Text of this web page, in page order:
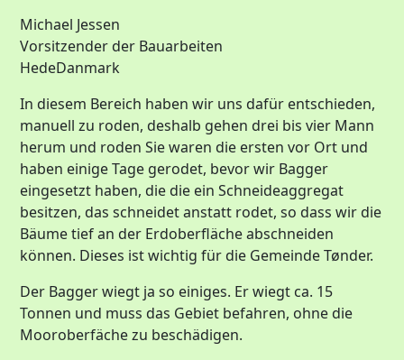
Michael Jessen
Vorsitzender der Bauarbeiten
HedeDanmark
In diesem Bereich haben wir uns dafür entschieden,
manuell zu roden, deshalb gehen drei bis vier Mann
herum und roden Sie waren die ersten vor Ort und
haben einige Tage gerodet, bevor wir Bagger
eingesetzt haben, die die ein Schneideaggregat
besitzen, das schneidet anstatt rodet, so dass wir die
Bäume tief an der Erdoberfläche abschneiden
können. Dieses ist wichtig für die Gemeinde Tønder.
Der Bagger wiegt ja so einiges. Er wiegt ca. 15
Tonnen und muss das Gebiet befahren, ohne die
Mooroberfäche zu beschädigen.